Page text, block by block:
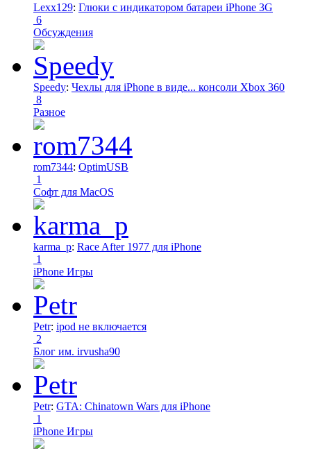
Lexx129: Глюки с индикатором батареи iPhone 3G
6
Обсуждения
Speedy: Чехлы для iPhone в виде... консоли Xbox 360
8
Разное
rom7344: OptimUSB
1
Софт для MacOS
karma_p: Race After 1977 для iPhone
1
iPhone Игры
Petr: ipod не включается
2
Блог им. irvusha90
Petr: GTA: Chinatown Wars для iPhone
1
iPhone Игры